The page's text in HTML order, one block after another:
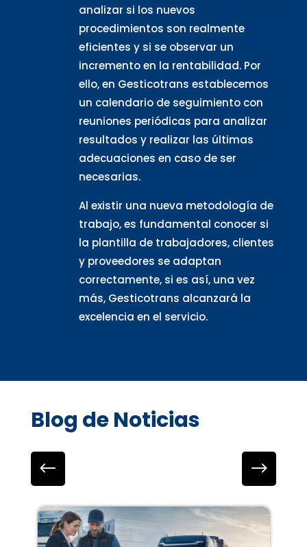
analizar si los nuevos
procedimientos son realmente
eficientes y si se observar un
incremento en la rentabilidad. Por
ello, en Gesticotrans establecemos
un calendario de seguimiento con
reuniones periódicas para analizar
resultados y realizar las últimas
adecuaciones en caso de ser
necesarias.
Al existir una nueva metodología de
trabajo, es fundamental conocer si
la plantilla de trabajadores, clientes
y proveedores se adaptan
correctamente, si es así, una vez
más, Gesticotrans alcanzará la
excelencia en el servicio.
Blog de Noticias